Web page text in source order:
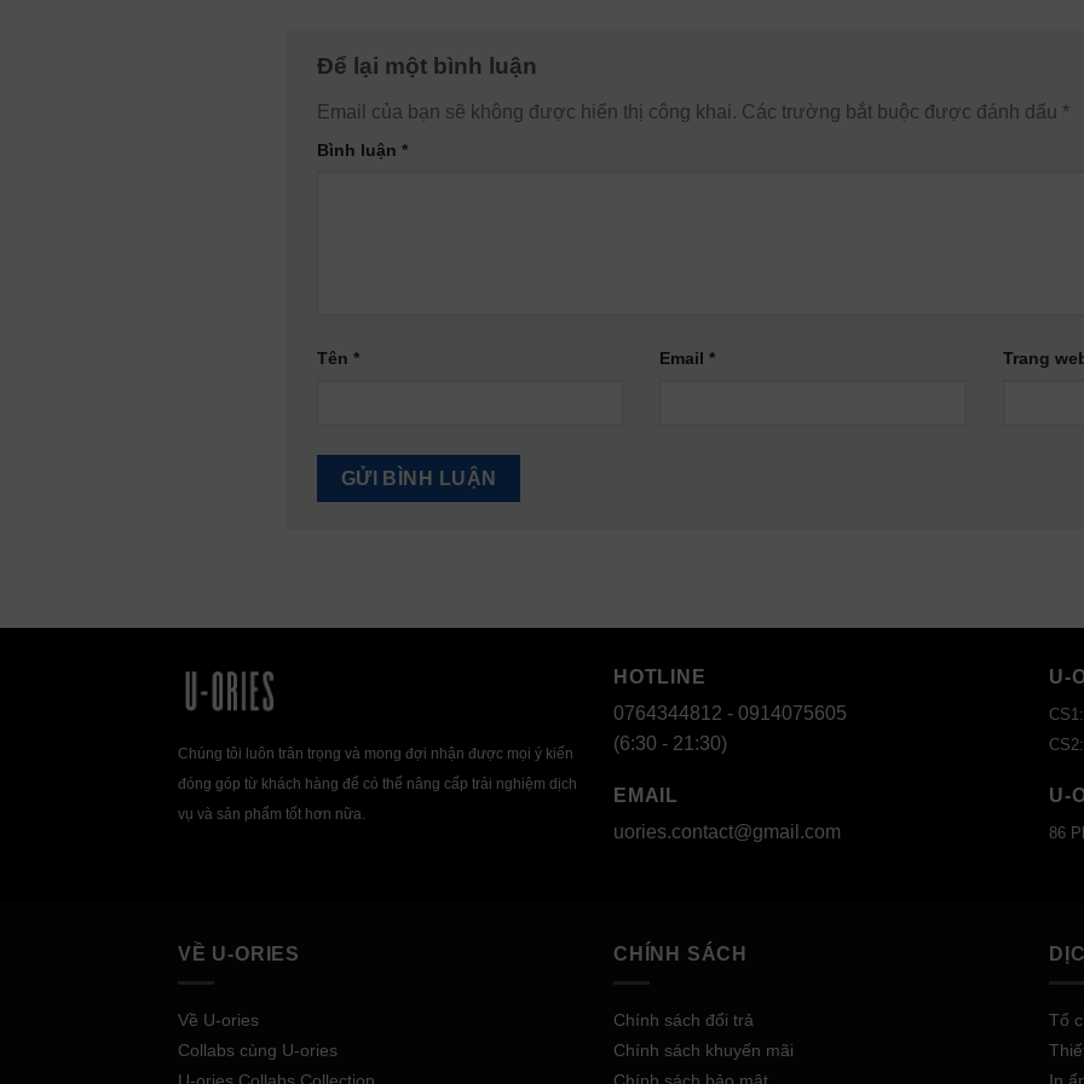
Để lại một bình luận
Email của bạn sẽ không được hiển thị công khai. Các trường bắt buộc được đánh dấu *
Bình luận *
Tên * Email* Trang
Chúng tôi luôn trân trọng và mong đợi nhận được mọi ý kiến
đóng góp từ khách hàng để có thể nâng cấp trải nghiệm dịch
vụ và sản phẩm tốt hơn nữa.
HOTLINE
0764344812 - 0914075605
(6:30 - 21:30)
EMAIL
uories.contact@gmail.com
U-
U-
86
VỀ U-ORIES
Về U-ories
Collabs cùng U-ories
CHÍNH SÁCH
Chính sách đổi trả
Chính sách khuyến mãi
Tổ